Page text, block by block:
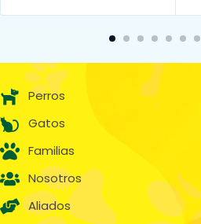
Perros
Gatos
Familias
Nosotros
Aliados